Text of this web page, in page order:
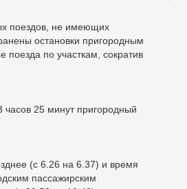
поездов, не имеющих
остановки пригородным
поезда по участкам, сократив
25 минут пригородный
(с 6.26 на 6.37) и время
пассажирским